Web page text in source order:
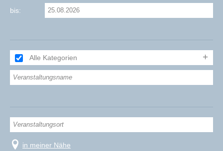
bis:
Alle Kategorien
in meiner Nähe